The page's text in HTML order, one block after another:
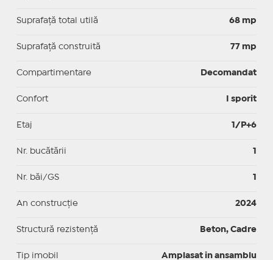
Suprafaţă total utilă 68 mp
Suprafaţă construită 77 mp
Compartimentare Decomandat
Confort I sporit
Etaj 1/P+6
Nr. bucătării 1
Nr. băi/GS 1
An construcție 2024
Structură rezistență Beton, Cadre
Tip imobil Amplasat in ansamblu